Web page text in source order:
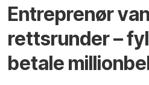
Entreprenør
rettsrunder –
betale